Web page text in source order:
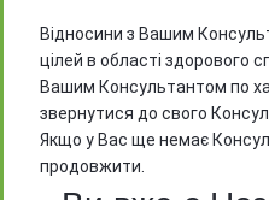
Відносини з Вашим
цілей в області здорового
Вашим Консультантом по
звернутися до свого
Якщо у Вас ще немає
продовжити.